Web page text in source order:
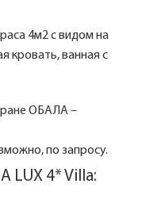
4м2 с видом на
кровать, ванная с
ОБАЛА –
по запросу.
LUX 4* Villa: